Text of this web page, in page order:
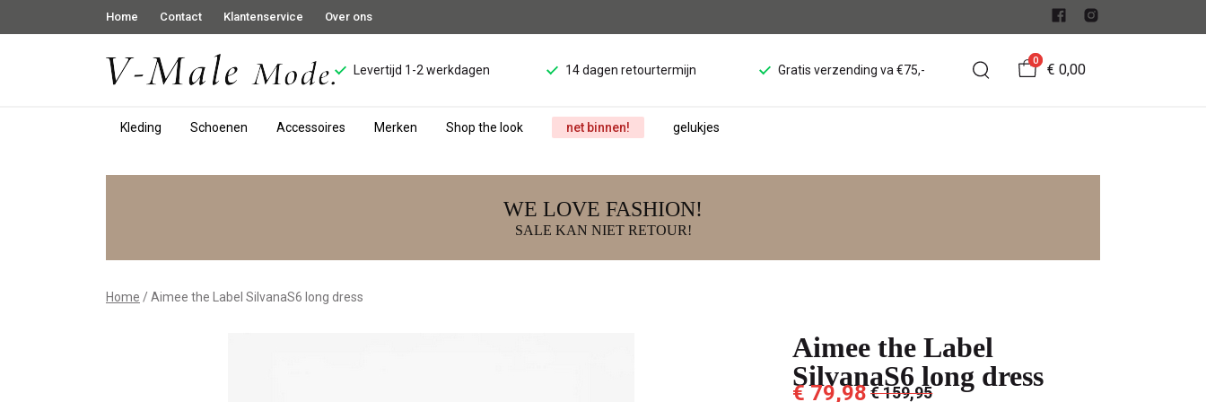
Home Contact Klantenservice Over ons
Levertijd 1-2 werkdagen 14 dagen retourtermijn Gratis verzending va €75,-
0
€ 0,00
Kleding Schoenen Accessoires Merken Shop the look net binnen! gelukjes
Aimee
SilvanaS6
WE LOVE FASHION!
SALE KAN NIET RETOUR!
Home Aimee the Label SilvanaS6 long dress
Aimee the Label
SilvanaS6 long dress
€ 79,98€ 159,95